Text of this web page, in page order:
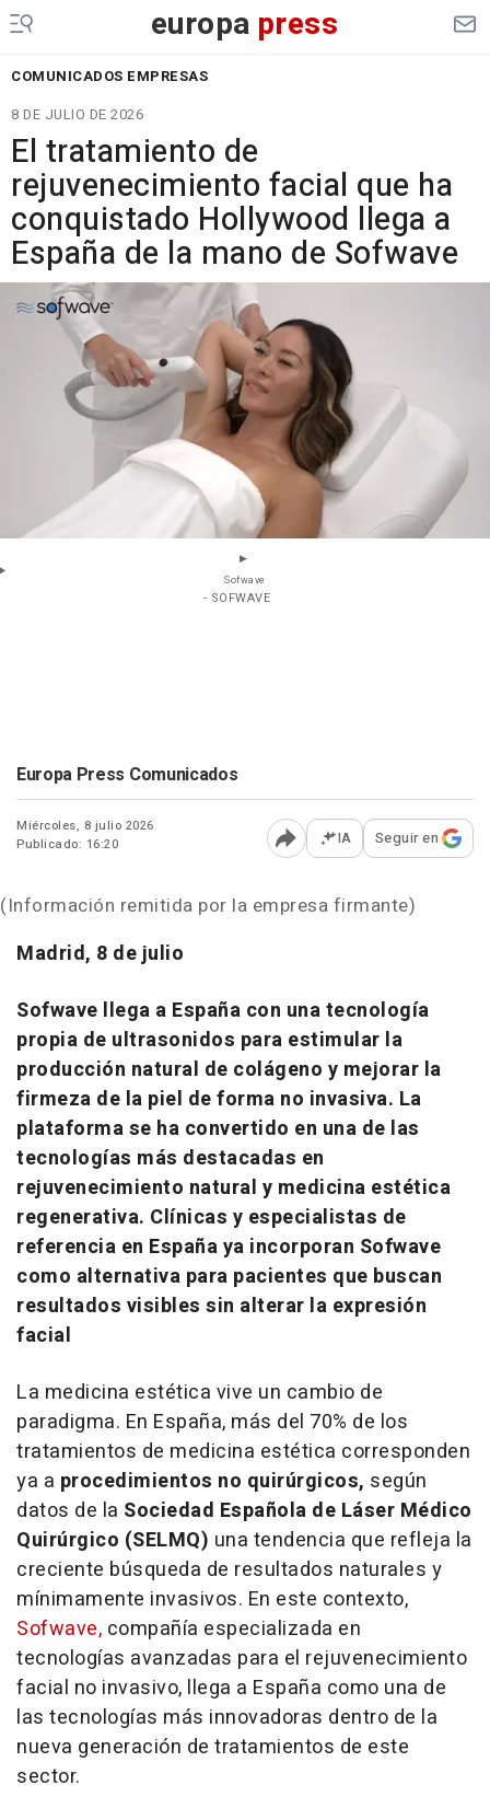
europa press
COMUNICADOS EMPRESAS
8 DE JULIO DE 2026
El tratamiento de
rejuvenecimiento facial que ha
conquistado Hollywood llega a
España de la mano de Sofwave
Sofwave
- SOFWAVE
Europa Press Comunicados
Miércoles, 8 julio 2026
Publicado: 16:20
Abrir opciones para
IA Seguir en
(Información remitida por la empresa firmante)
Madrid, 8 de julio
Sofwave llega a España con una tecnología
propia de ultrasonidos para estimular la
producción natural de colágeno y mejorar la
firmeza de la piel de forma no invasiva. La
plataforma se ha convertido en una de las
tecnologías más destacadas en
rejuvenecimiento natural y medicina estética
regenerativa. Clínicas y especialistas de
referencia en España ya incorporan Sofwave
como alternativa para pacientes que buscan
resultados visibles sin alterar la expresión
facial
La medicina estética vive un cambio de
paradigma. En España, más del 70% de los
tratamientos de medicina estética corresponden
ya a procedimientos no quirúrgicos, según
datos de la Sociedad Española de Láser Médico
Quirúrgico (SELMQ) una tendencia que refleja la
creciente búsqueda de resultados naturales y
mínimamente invasivos. En este contexto,
Sofwave, compañía especializada en
tecnologías avanzadas para el rejuvenecimiento
facial no invasivo, llega a España como una de
las tecnologías más innovadoras dentro de la
nueva generación de tratamientos de este
sector.